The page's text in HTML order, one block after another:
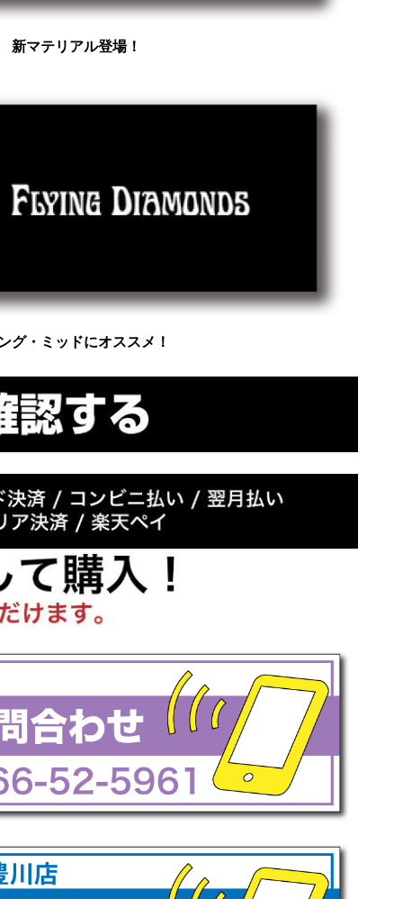
新マテリアル登場！
グ・ミッドにオススメ！